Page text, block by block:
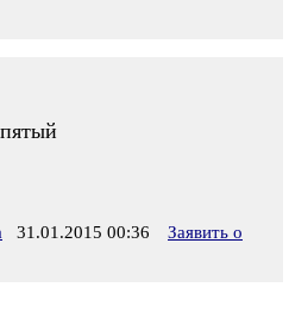
31.01.2015 00:36
Заявить о